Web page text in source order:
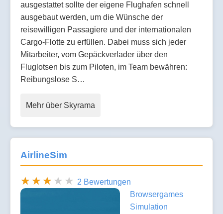
ausgestattet sollte der eigene Flughafen schnell
ausgebaut werden, um die Wünsche der
reisewilligen Passagiere und der internationalen
Cargo-Flotte zu erfüllen. Dabei muss sich jeder
Mitarbeiter, vom Gepäckverlader über den
Fluglotsen bis zum Piloten, im Team bewähren:
Reibungslose S…
Mehr über Skyrama
AirlineSim
2 Bewertungen
Browsergames
Simulation